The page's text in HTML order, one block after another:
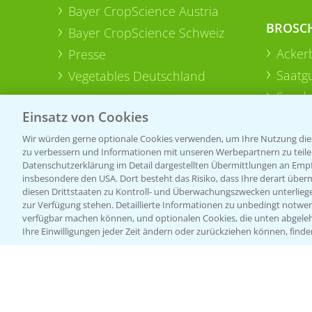
Bayer CropScience Austria
Bayer CropScience Schweiz
Presse
Vegetables Deutschland
Einsatz von Cookies
Wir würden gerne optionale Cookies verwenden, um Ihre Nutzung
zu verbessern und Informationen mit unseren Werbepartnern zu
Datenschutzerklärung im Detail dargestellten Übermittlungen an
insbesondere den USA. Dort besteht das Risiko, dass Ihre derart
diesen Drittstaaten zu Kontroll- und Überwachungszwecken
zur Verfügung stehen. Detaillierte Informationen zu unbedingt
verfügbar machen können, und optionalen Cookies, die unten
Ihre Einwilligungen jeder Zeit ändern oder zurückziehen können,